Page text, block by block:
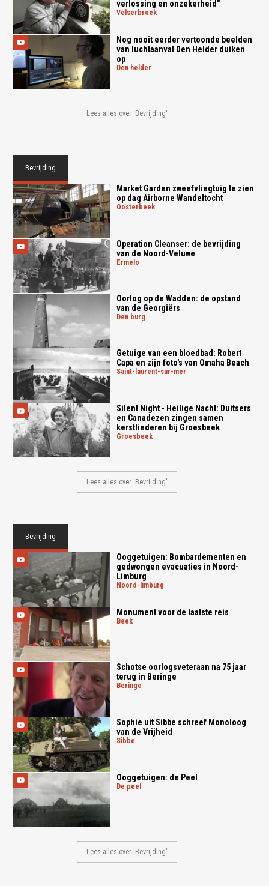
verlossing en onzekerheid"
velserbroek
Nog nooit eerder vertoonde beelden
van luchtaanval Den Helder duiken
op
den helder
Lees alles over 'Bevrijding'
Bevrijding
Market Garden zweefvliegtuig te zien
op dag Airborne Wandeltocht
oosterbeek
Operation Cleanser: de bevrijding
van de Noord-Veluwe
ermelo
Oorlog op de Wadden: de opstand
van de Georgiërs
den burg
Getuige van een bloedbad: Robert
Capa en zijn foto's van Omaha Beach
saint-laurent-sur-mer
Silent Night - Heilige Nacht: Duitsers
en Canadezen zingen samen
kerstliederen bij Groesbeek
groesbeek
Lees alles over 'Bevrijding'
Bevrijding
Ooggetuigen: Bombardementen en
gedwongen evacuaties in Noord-
Limburg
noord-limburg
Monument voor de laatste reis
beek
Schotse oorlogsveteraan na 75 jaar
terug in Beringe
beringe
Sophie uit Sibbe schreef Monoloog
van de Vrijheid
sibbe
Ooggetuigen: de Peel
de peel
Lees alles over 'Bevrijding'